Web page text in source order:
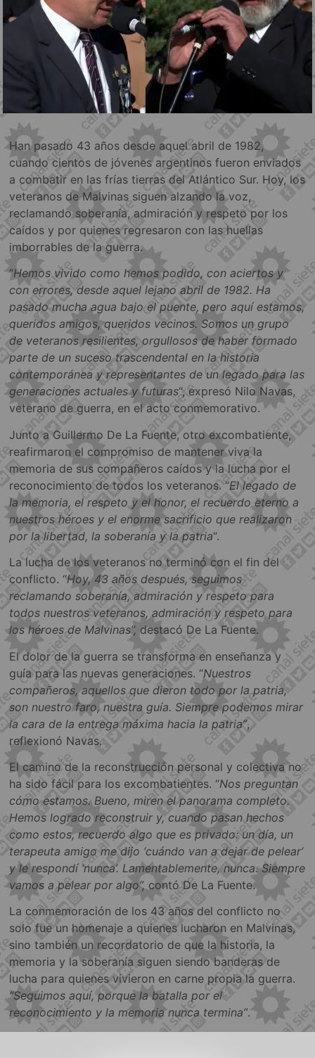
Han pasado 43 años desde aquel abril de 1982,
cuando cientos de jóvenes argentinos fueron enviados
a combatir en las frías tierras del Atlántico Sur. Hoy, los
veteranos de Malvinas siguen alzando la voz,
reclamando soberanía, admiración y respeto por los
caídos y por quienes regresaron con las huellas
imborrables de la guerra.
“Hemos vivido como hemos podido, con aciertos y
con errores, desde aquel lejano abril de 1982. Ha
pasado mucha agua bajo el puente, pero aquí estamos,
queridos amigos, queridos vecinos. Somos un grupo
de veteranos resilientes, orgullosos de haber formado
parte de un suceso trascendental en la historia
contemporánea y representantes de un legado para las
generaciones actuales y futuras“, expresó Nilo Navas,
veterano de guerra, en el acto conmemorativo.
Junto a Guillermo De La Fuente, otro excombatiente,
reafirmaron el compromiso de mantener viva la
memoria de sus compañeros caídos y la lucha por el
reconocimiento de todos los veteranos. “El legado de
la memoria, el respeto y el honor, el recuerdo eterno a
nuestros héroes y el enorme sacrificio que realizaron
por la libertad, la soberanía y la patria“.
La lucha de los veteranos no terminó con el fin del
conflicto. “Hoy, 43 años después, seguimos
reclamando soberanía, admiración y respeto para
todos nuestros veteranos, admiración y respeto para
los héroes de Malvinas”, destacó De La Fuente.
El dolor de la guerra se transforma en enseñanza y
guía para las nuevas generaciones. “Nuestros
compañeros, aquellos que dieron todo por la patria,
son nuestro faro, nuestra guía. Siempre podemos mirar
la cara de la entrega máxima hacia la patria”,
reflexionó Navas.
El camino de la reconstrucción personal y colectiva no
ha sido fácil para los excombatientes. “Nos preguntan
cómo estamos. Bueno, miren el panorama completo.
Hemos logrado reconstruir y, cuando pasan hechos
como estos, recuerdo algo que es privado: un día, un
terapeuta amigo me dijo ‘cuándo van a dejar de pelear’
y le respondí ‘nunca’. Lamentablemente, nunca. Siempre
vamos a pelear por algo”, contó De La Fuente.
La conmemoración de los 43 años del conflicto no
solo fue un homenaje a quienes lucharon en Malvinas,
sino también un recordatorio de que la historia, la
memoria y la soberanía siguen siendo banderas de
lucha para quienes vivieron en carne propia la guerra.
“Seguimos aquí, porque la batalla por el
reconocimiento y la memoria nunca termina”.